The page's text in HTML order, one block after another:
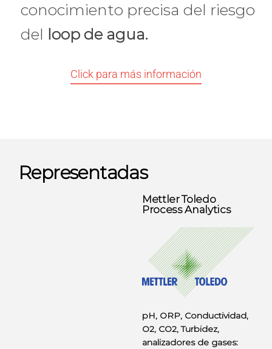
conocimiento precisa del riesgo
del loop de agua.
Click para más información
Representadas
Mettler Toledo
Process Analytics
pH, ORP, Conductividad,
O2, CO2, Turbidez,
analizadores de gases: